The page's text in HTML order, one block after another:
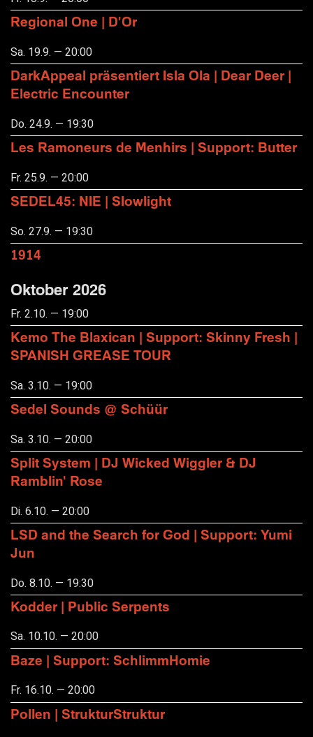
Regional One | D'Or
Sa. 19.9. — 20:00
DarkAppeal präsentiert Isla Ola | Dear Deer |
Electric Encounter
Do. 24.9. — 19:30
Les Ramoneurs de Menhirs | Support: Butter
Fr. 25.9. — 20:00
SEDEL45: NIE | Slowlight
So. 27.9. — 19:30
1914
Oktober 2026
Fr. 2.10. — 19:00
Kemo The Blaxican | Support: Skinny Fresh |
SPANISH GREASE TOUR
Sa. 3.10. — 19:00
Sedel Sounds @ Schüür
Sa. 3.10. — 20:00
Split System | DJ Wicked Wiggler & DJ
Ramblin' Rose
Di. 6.10. — 20:00
LSD and the Search for God | Support: Yumi
Jun
Do. 8.10. — 19:30
Kodder | Public Serpents
Sa. 10.10. — 20:00
Baze | Support: SchlimmHomie
Fr. 16.10. — 20:00
Pollen | StrukturStruktur